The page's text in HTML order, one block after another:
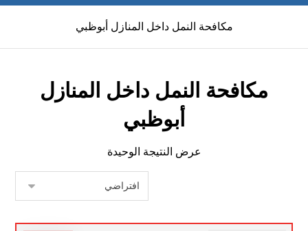
مكافحة النمل داخل المنازل أبوظبي
مكافحة النمل داخل المنازل
أبوظبي
عرض النتيجة الوحيدة